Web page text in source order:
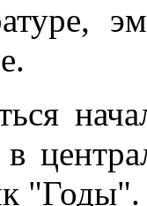
"Годы".